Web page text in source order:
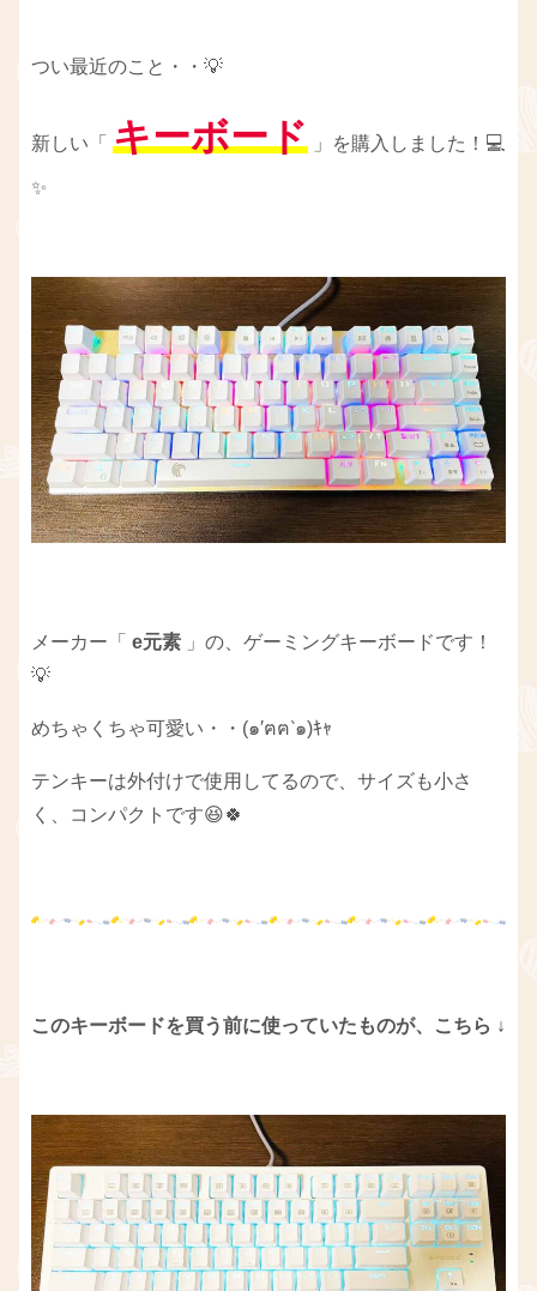
つい最近のこと・・💡
新しい「 キーボード 」を購入しました！💻
✨
メーカー「 ‎ e元素 」の、ゲーミングキーボードです！
💡
めちゃくちゃ可愛い・・(๑′ฅฅ‵๑)ｷｬ
テンキーは外付けで使用してるので、サイズも小さ
く、コンパクトです😆🍀
このキーボードを買う前に使っていたものが、こちら ↓